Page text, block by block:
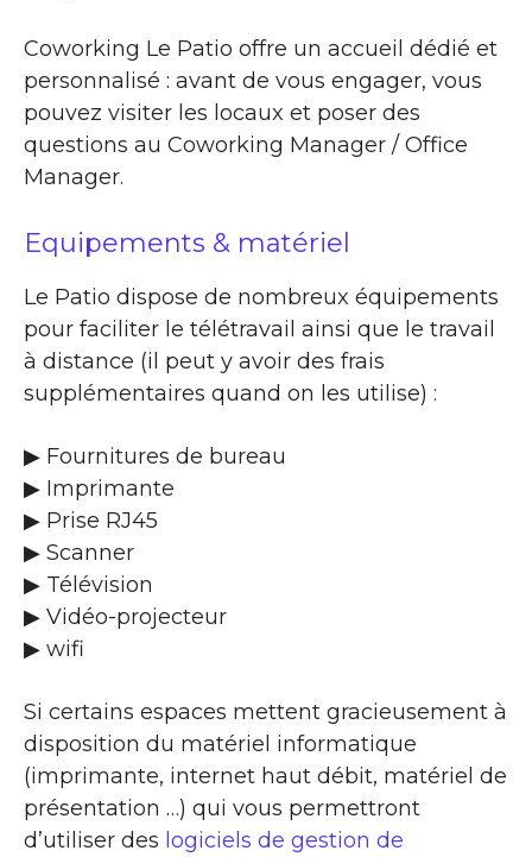
Coworking Le Patio offre un accueil dédié et
personnalisé : avant de vous engager, vous
pouvez visiter les locaux et poser des
questions au Coworking Manager / Office
Manager.
Equipements & matériel
Le Patio dispose de nombreux équipements
pour faciliter le télétravail ainsi que le travail
à distance (il peut y avoir des frais
supplémentaires quand on les utilise) :
▶ Fournitures de bureau
▶ Imprimante
▶ Prise RJ45
▶ Scanner
▶ Télévision
▶ Vidéo-projecteur
▶ wifi
Si certains espaces mettent gracieusement à
disposition du matériel informatique
(imprimante, internet haut débit, matériel de
présentation …) qui vous permettront
d’utiliser des logiciels de gestion de